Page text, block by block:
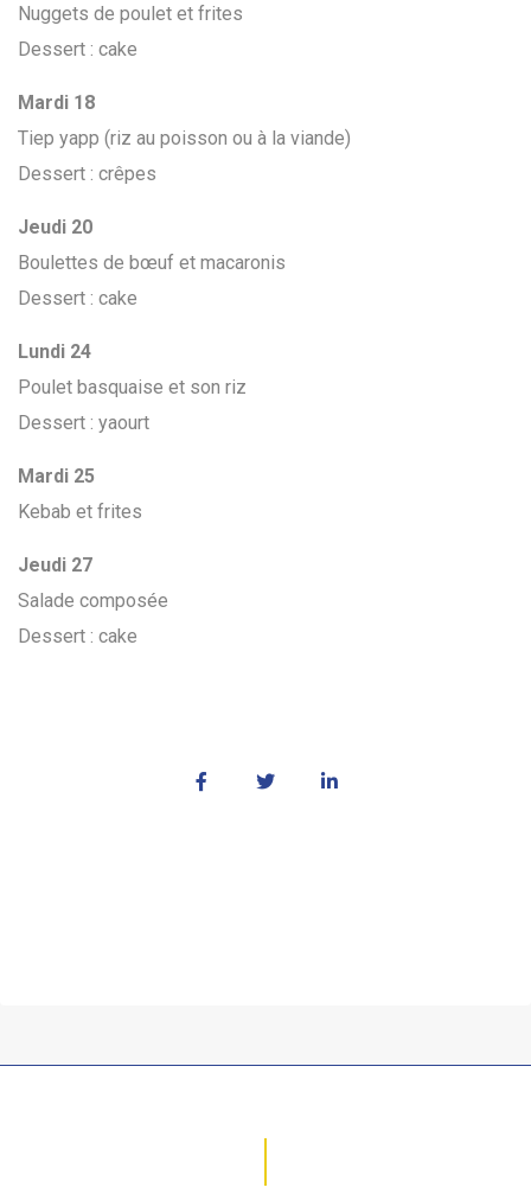
Nuggets de poulet et frites
Dessert : cake
Mardi 18
Tiep yapp (riz au poisson ou à la viande)
Dessert : crêpes
Jeudi 20
Boulettes de bœuf et macaronis
Dessert : cake
Lundi 24
Poulet basquaise et son riz
Dessert : yaourt
Mardi 25
Kebab et frites
Jeudi 27
Salade composée
Dessert : cake